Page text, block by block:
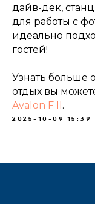
дайв-дек,
для работы с
идеально
гостей!
Узнать больше
отдых вы
Avalon F II.
2025-10-09 15:39